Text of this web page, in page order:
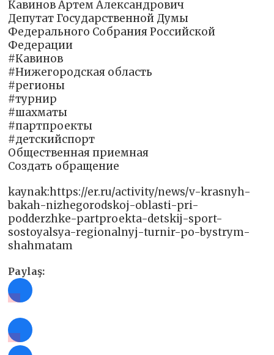
Кавинов Артем Александрович
Депутат Государственной Думы
Федерального Собрания Российской
Федерации
#Кавинов
#Нижегородская область
#регионы
#турнир
#шахматы
#партпроекты
#детскийспорт
Общественная приемная
Создать обращение
kaynak:https://er.ru/activity/news/v-krasnyh-
bakah-nizhegorodskoj-oblasti-pri-
podderzhke-partproekta-detskij-sport-
sostoyalsya-regionalnyj-turnir-po-bystrym-
shahmatam
Paylaş: